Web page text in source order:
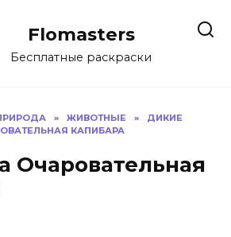
Flomasters
Бесплатные раскраски
» ЖИВОТНЫЕ »
ДИКИЕ
КАПИБАРА
Очаровательная